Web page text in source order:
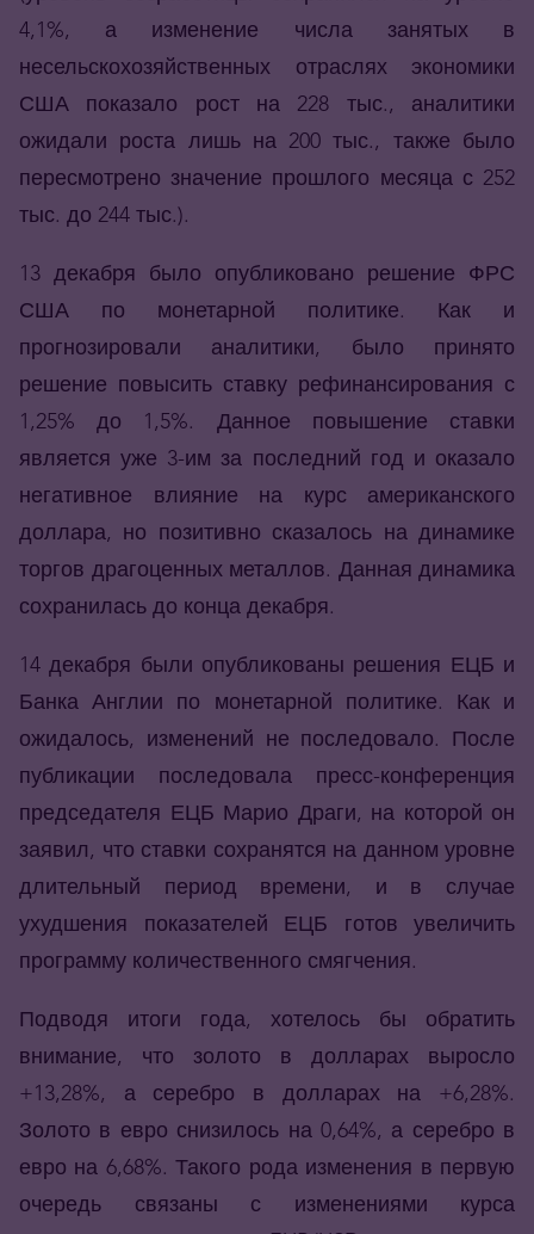
4,1%, а изменение числа занятых в
несельскохозяйственных отраслях экономики
США показало рост на 228 тыс., аналитики
ожидали роста лишь на 200 тыс., также было
пересмотрено значение прошлого месяца с 252
тыс. до 244 тыс.).
13 декабря было опубликовано решение ФРС
США по монетарной политике. Как и
прогнозировали аналитики, было принято
решение повысить ставку рефинансирования с
1,25% до 1,5%. Данное повышение ставки
является уже 3-им за последний год и оказало
негативное влияние на курс американского
доллара, но позитивно сказалось на динамике
торгов драгоценных металлов. Данная динамика
сохранилась до конца декабря.
14 декабря были опубликованы решения ЕЦБ и
Банка Англии по монетарной политике. Как и
ожидалось, изменений не последовало. После
публикации последовала пресс-конференция
председателя ЕЦБ Марио Драги, на которой он
заявил, что ставки сохранятся на данном уровне
длительный период времени, и в случае
ухудшения показателей ЕЦБ готов увеличить
программу количественного смягчения.
Подводя итоги года, хотелось бы обратить
внимание, что золото в долларах выросло
+13,28%, а серебро в долларах на +6,28%.
Золото в евро снизилось на 0,64%, а серебро в
евро на 6,68%. Такого рода изменения в первую
очередь связаны с изменениями курса